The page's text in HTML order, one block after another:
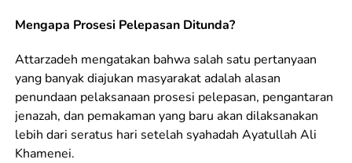
Mengapa Prosesi Pelepasan Ditunda?
Attarzadeh mengatakan bahwa salah satu pertanyaan
yang banyak diajukan masyarakat adalah alasan
penundaan pelaksanaan prosesi pelepasan, pengantaran
jenazah, dan pemakaman yang baru akan dilaksanakan
lebih dari seratus hari setelah syahadah Ayatullah Ali
Khamenei.